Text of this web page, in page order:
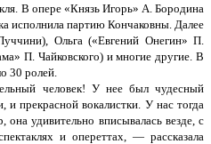
В опере «Князь Игорь» А. Бородина
исполнила партию Кончаковны. Далее
Ольга («Евгений Онегин» П.
П. Чайковского) и многие другие. В
30 ролей.
человек! У нее был чудесный
и прекрасной вокалистки. У нас тогда
она удивительно вписывалась везде, с
и опереттах, — рассказала